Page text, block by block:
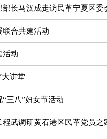
长马汉成走访民革宁夏区委
联合共建活动
活动
大讲堂
三八”妇女节活动
武调研黄石港区民革党员之